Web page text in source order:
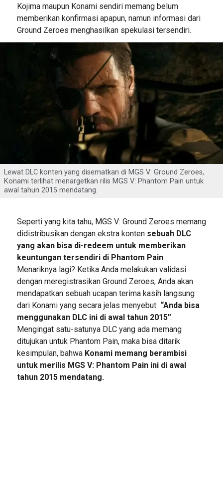
Kojima maupun Konami sendiri memang belum
memberikan konfirmasi apapun, namun informasi dari
Ground Zeroes menghasilkan spekulasi tersendiri.
Lewat DLC konten yang disematkan di MGS V: Ground Zeroes,
Konami terlihat menargetkan rilis MGS V: Phantom Pain untuk
awal tahun 2015 mendatang.
Seperti yang kita tahu, MGS V: Ground Zeroes memang
didistribusikan dengan ekstra konten sebuah DLC
yang akan bisa di-redeem untuk memberikan
keuntungan tersendiri di Phantom Pain.
Menariknya lagi? Ketika Anda melakukan validasi
dengan meregistrasikan Ground Zeroes, Anda akan
mendapatkan sebuah ucapan terima kasih langsung
dari Konami yang secara jelas menyebut “Anda bisa
menggunakan DLC ini di awal tahun 2015”.
Mengingat satu-satunya DLC yang ada memang
ditujukan untuk Phantom Pain, maka bisa ditarik
kesimpulan, bahwaKonami memang berambisi
untuk merilis MGS V: Phantom Pain ini di awal
tahun 2015 mendatang.